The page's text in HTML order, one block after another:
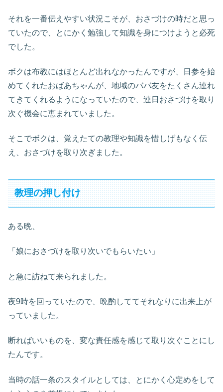
それを一番伝えやすい状況こそが、おさづけの時だと思っ
ていたので、とにかく勉強して知識を身につけようと必死
でした。
ボクは布教にはほとんど出れなかったんですが、日参を始
めてくれたおばあちゃんが、地域のババ友をたくさん連れ
てきてくれるようになっていたので、連日おさづけを取り
次ぐ機会に恵まれていました。
そこでボクは、覚えたての教理や知識を惜しげもなく伝
え、おさづけを取り次ぎました。
教理の押し付け
ある晩、
「娘におさづけを取り次いでもらいたい」
と急に訪ねて来られました。
夜9時を回っていたので、晩酌しててそれなりに出来上が
っていました。
断ればいいものを、変な責任感を感じて取り次ぐことにし
たんです。
当時の話一条のスタイルとしては、とにかく心定めをして